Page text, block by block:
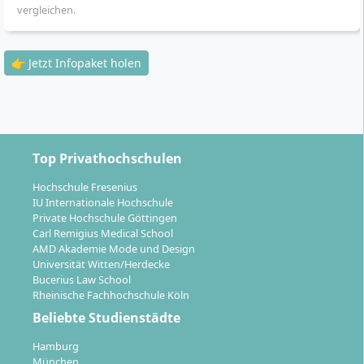
Flexible Prüfungen:
Monatlich online oder an
Kostenersparnis möglich, z. B. für IHK-Abschlüsse,
verwalten, Lernmaterialien abrufen und zeitlich
individuell planen. Eine kostenlose Verlängerung der
Welche Berufsperspektiven und
Entwicklungsmöglichkeiten eröffnen sich
nach dem Abschluss?
vergleichen.
👉 Jetzt Infopaket holen
Top Privathochschulen
Hochschule Fresenius
IU Internationale Hochschule
Private Hochschule Göttingen
Carl Remigius Medical School
AMD Akademie Mode und Design
Universität Witten/Herdecke
Bucerius Law School
Rheinische Fachhochschule Köln
Beliebte Studienstädte
Hamburg